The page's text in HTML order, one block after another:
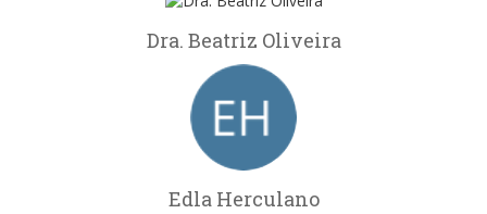
Dra. Beatriz Oliveira
Edla Herculano